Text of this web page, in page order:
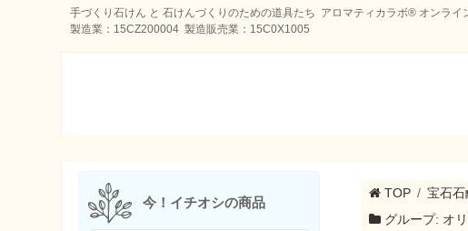
手づくり石けん と 石けんづくりのための道具たち アロマティカラボ® オンライ
製造業：15CZ200004 製造販売業：15C0X1005
TOP 宝石石
グループ: オ
今！イチオシの商品